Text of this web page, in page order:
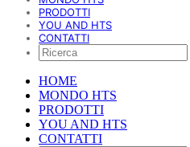
PRODOTTI
YOU AND HTS
CONTATTI
HOME
MONDO HTS
PRODOTTI
YOU AND HTS
CONTATTI